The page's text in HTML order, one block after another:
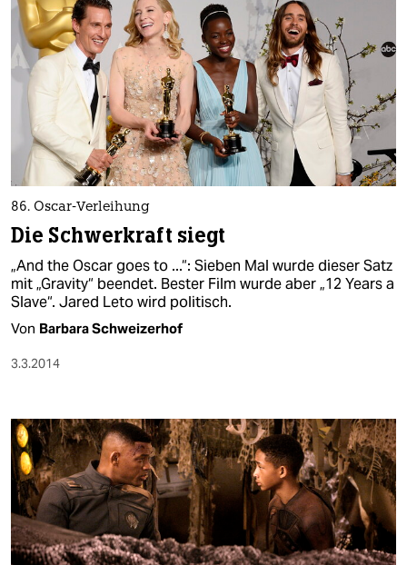
86. Oscar-Verleihung
Die Schwerkraft siegt
„And the Oscar goes to ...“: Sieben Mal wurde dieser Satz
mit „Gravity“ beendet. Bester Film wurde aber „12 Years a
Slave“. Jared Leto wird politisch.
Von Barbara Schweizerhof
3.3.2014